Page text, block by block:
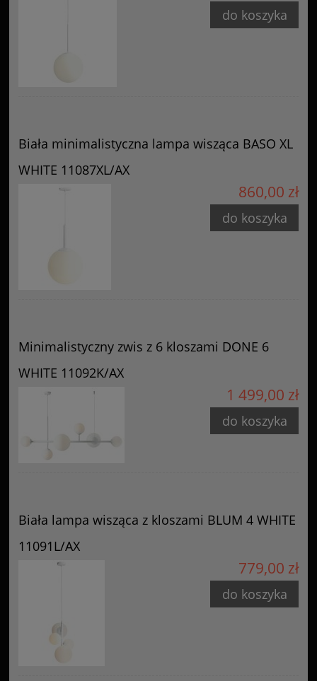
do koszyka
Biała minimalistyczna lampa wisząca BASO XL
WHITE 11087XL/AX
860,00 zł
do koszyka
Minimalistyczny zwis z 6 kloszami DONE 6
WHITE 11092K/AX
1 499,00 zł
do koszyka
Biała lampa wisząca z kloszami BLUM 4 WHITE
11091L/AX
779,00 zł
do koszyka